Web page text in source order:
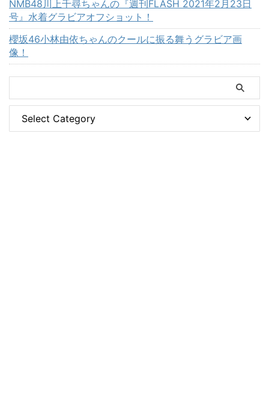
NMB48川上千尋ちゃんの『週刊FLASH 2021年2月23日
号』水着グラビアオフショット！
櫻坂46小林由依ちゃんのクールに振る舞うグラビア画
像！